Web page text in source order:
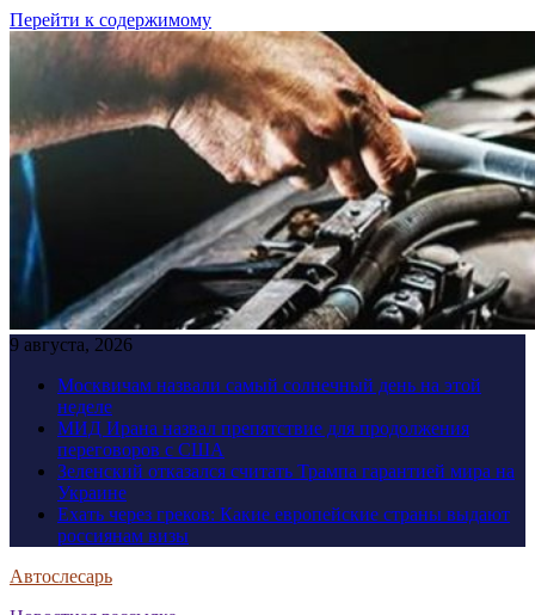
Перейти к содержимому
9 августа, 2026
Москвичам назвали самый солнечный день на этой
неделе
МИД Ирана назвал препятствие для продолжения
переговоров с США
Зеленский отказался считать Трампа гарантией мира на
Украине
Ехать через греков: Какие европейские страны выдают
россиянам визы
Автослесарь